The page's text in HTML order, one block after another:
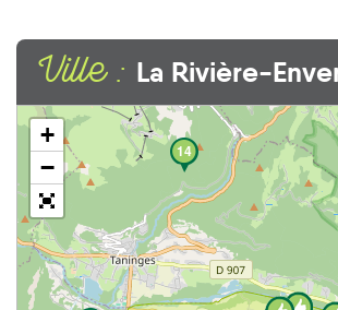
Ville : La Rivière-
14
+
−